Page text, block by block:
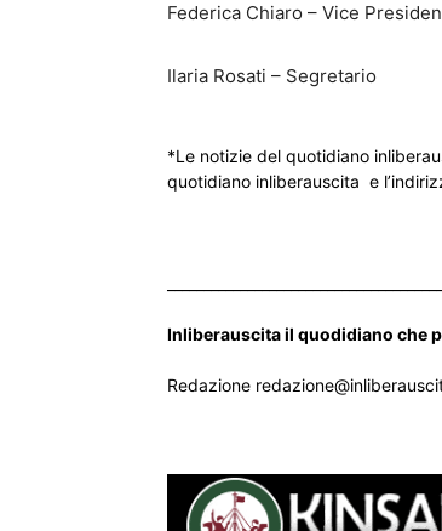
Federica Chiaro – Vice
Ilaria Rosati – Segretario
*Le notizie del quotidiano
quotidiano inliberauscita e
Inliberauscita il quodidiano che
Redazione